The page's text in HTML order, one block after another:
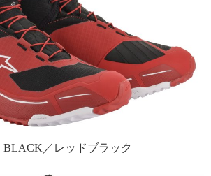
BLACK／レッドブラック